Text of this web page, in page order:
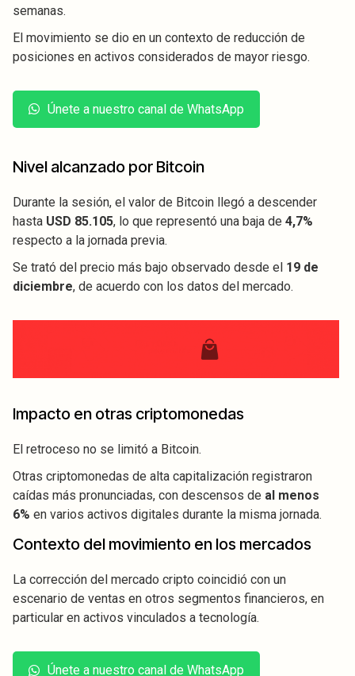
semanas.
El movimiento se dio en un contexto de reducción de
posiciones en activos considerados de mayor riesgo.
Únete a nuestro canal de WhatsApp
Nivel alcanzado por Bitcoin
Durante la sesión, el valor de Bitcoin llegó a descender
hasta USD 85.105, lo que representó una baja de 4,7%
respecto a la jornada previa.
Se trató del precio más bajo observado desde el 19 de
diciembre, de acuerdo con los datos del mercado.
Impacto en otras criptomonedas
El retroceso no se limitó a Bitcoin.
Otras criptomonedas de alta capitalización registraron
caídas más pronunciadas, con descensos de al menos
6% en varios activos digitales durante la misma jornada.
Contexto del movimiento en los mercados
La corrección del mercado cripto coincidió con un
escenario de ventas en otros segmentos financieros, en
particular en activos vinculados a tecnología.
Únete a nuestro canal de WhatsApp